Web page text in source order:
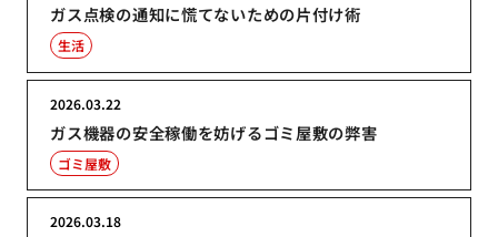
ガス点検の通知に慌てないための片付け術
生活
ガス機器の安全稼働を妨げるゴミ屋敷の弊害
2026.03.22
ゴミ屋敷
2026.03.18